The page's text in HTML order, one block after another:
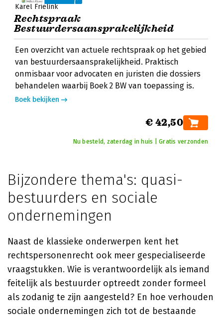
Karel Frielink
Rechtspraak
Bestuurdersaansprakelijkheid
Een overzicht van actuele rechtspraak op het gebied
van bestuurdersaansprakelijkheid. Praktisch
onmisbaar voor advocaten en juristen die dossiers
behandelen waarbij Boek 2 BW van toepassing is.
Boek bekijken
€ 42,50
Nu besteld, zaterdag in huis | Gratis verzonden
Bijzondere thema's: quasi-
bestuurders en sociale
ondernemingen
Naast de klassieke onderwerpen kent het
rechtspersonenrecht ook meer gespecialiseerde
vraagstukken. Wie is verantwoordelijk als iemand
feitelijk als bestuurder optreedt zonder formeel
als zodanig te zijn aangesteld? En hoe verhouden
sociale ondernemingen zich tot de bestaande